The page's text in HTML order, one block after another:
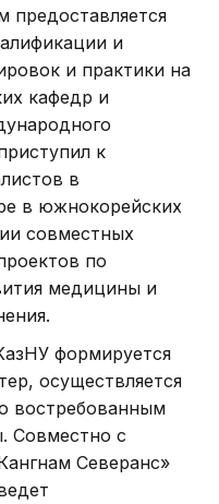
предоставляется
и
и практики на
кафедр и
к
в
в южнокорейских
совместных
по
медицины и
формируется
осуществляется
востребованным
Совместно с
Северанс»